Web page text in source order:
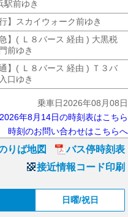
駅前ゆき
行】スカイウォーク前ゆき
急】( Ｌ８バース 経由 ) 大黒税
前ゆき
通】( Ｌ８バース 経由 ) Ｔ３バ
口ゆき
乗車日2026年08月08日
年8月14日の時刻表はこちら
時刻のお問い合わせはこちらへ
りば地図
バス停時刻表
接近情報コード印刷
日曜/祝日